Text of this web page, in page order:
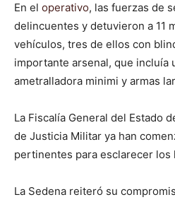
En el operativo, las fuerzas de
delincuentes y detuvieron a 11
vehículos, tres de ellos con
importante arsenal, que incluía
ametralladora minimi y armas
La Fiscalía General del Estado
de Justicia Militar ya han
pertinentes para esclarecer los
La Sedena reiteró su